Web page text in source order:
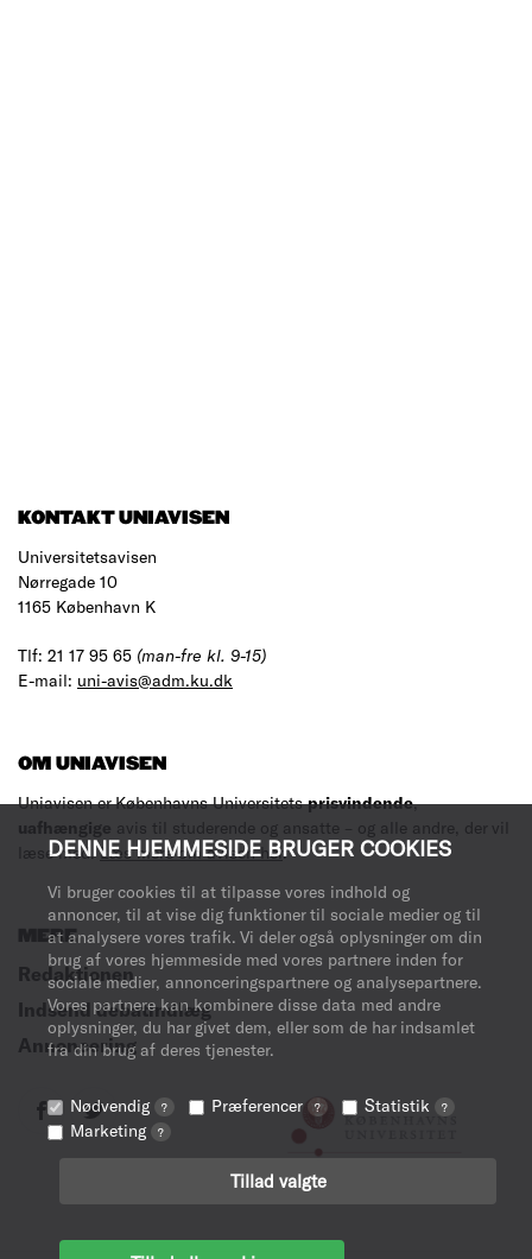
DENNE HJEMMESIDE BRUGER COOKIES
Vi bruger cookies til at tilpasse vores indhold og
annoncer, til at vise dig funktioner til sociale medier og til
at analysere vores trafik. Vi deler også oplysninger om din
brug af vores hjemmeside med vores partnere inden for
sociale medier, annonceringspartnere og analysepartnere.
Vores partnere kan kombinere disse data med andre
oplysninger, du har givet dem, eller som de har indsamlet
fra din brug af deres tjenester.
Nødvendig ? Præferencer ? Statistik ?
Marketing ?
Tillad valgte
KONTAKT UNIAVISEN
Universitetsavisen
Nørregade 10
1165 København K
Tlf: 21 17 95 65 (man-fre kl. 9-15)
E-mail: uni-avis@adm.ku.dk
OM UNIAVISEN
Uniavisen er Københavns Universitetsprisvindende,
uafhængige avis til studerende og ansatte – og alle andre, der vil
læse med.Læs mere om avisen her.
MERE
Redaktionen
Indsend debatindlæg
Annoncering